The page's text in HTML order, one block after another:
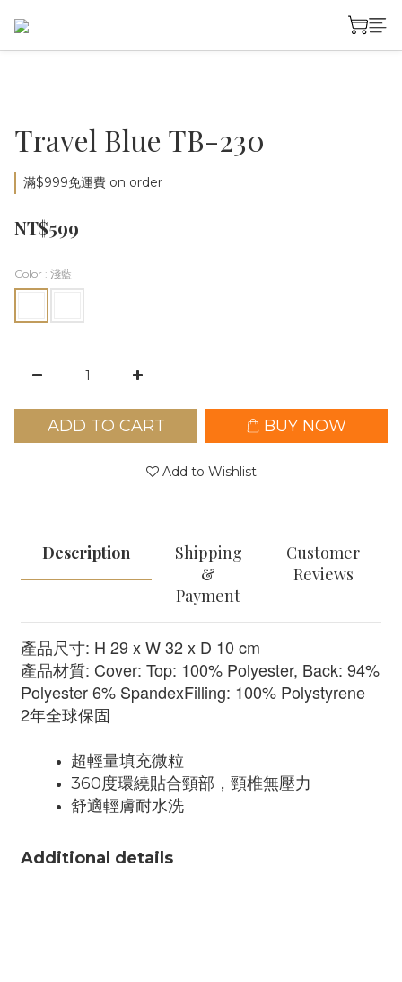
Travel Blue TB-230
滿$999免運費 on order
NT$599
Color : 淺藍
ADD TO CART BUY NOW
Add to Wishlist
Description
Shipping
&
Payment
Customer
Reviews
產品尺寸: H 29 x W 32 x D 10 cm
產品材質: Cover: Top: 100% Polyester, Back: 94%
Polyester 6% SpandexFilling: 100% Polystyrene
2年全球保固
超輕量填充微粒
360度環繞貼合頸部，頸椎無壓力
舒適輕膚耐水洗
Additional details